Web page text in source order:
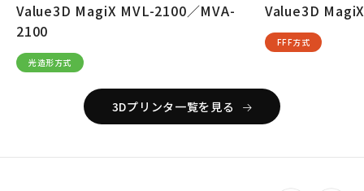
Value3D MagiX MVL-2100／MVA-
2100
光造形方式
Value3D
FFF方式
3Dプリンタ一覧を見る